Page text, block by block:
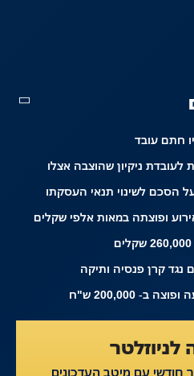
חתם עובד
לעובדת ניקיון שהוצבה אצלו
הסכם לשינוי תנאי העסקתו
ופוצתה במאות אלפי שקלים
נגד קרן פנסיה ותיקה
200,000 ש"ח
חודשי עם מיטב העדכונים